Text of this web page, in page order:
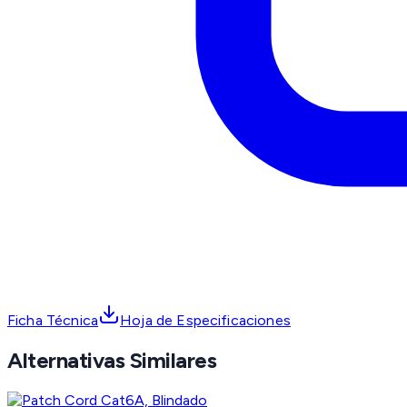
Ficha Técnica Hoja de Especificaciones
Alternativas Similares